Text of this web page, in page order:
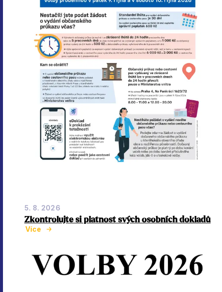
5. 8. 2026
Zkontrolujte si platnost svých osobních dokladů
Více